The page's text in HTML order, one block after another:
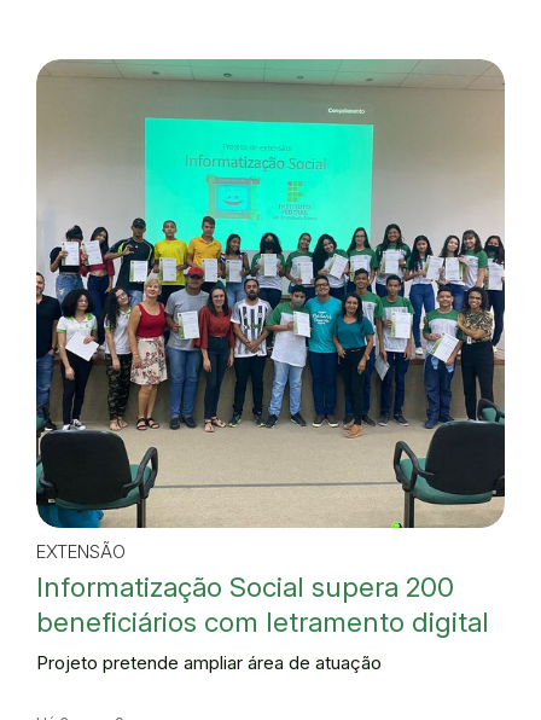
EXTENSÃO
Informatização Social supera 200
beneficiários com letramento digital
Projeto pretende ampliar área de atuação